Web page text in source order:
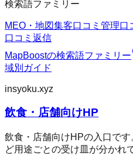
検索語ファミリー
MEO・地図集客口コミ管理口
口コミ返信
MapBoostの検索語ファミリー
域別ガイド
insyoku.xyz
飲食・店舗向けHP
飲食・店舗向けHPの入口で
ど用途ごとの受け皿が分かれ